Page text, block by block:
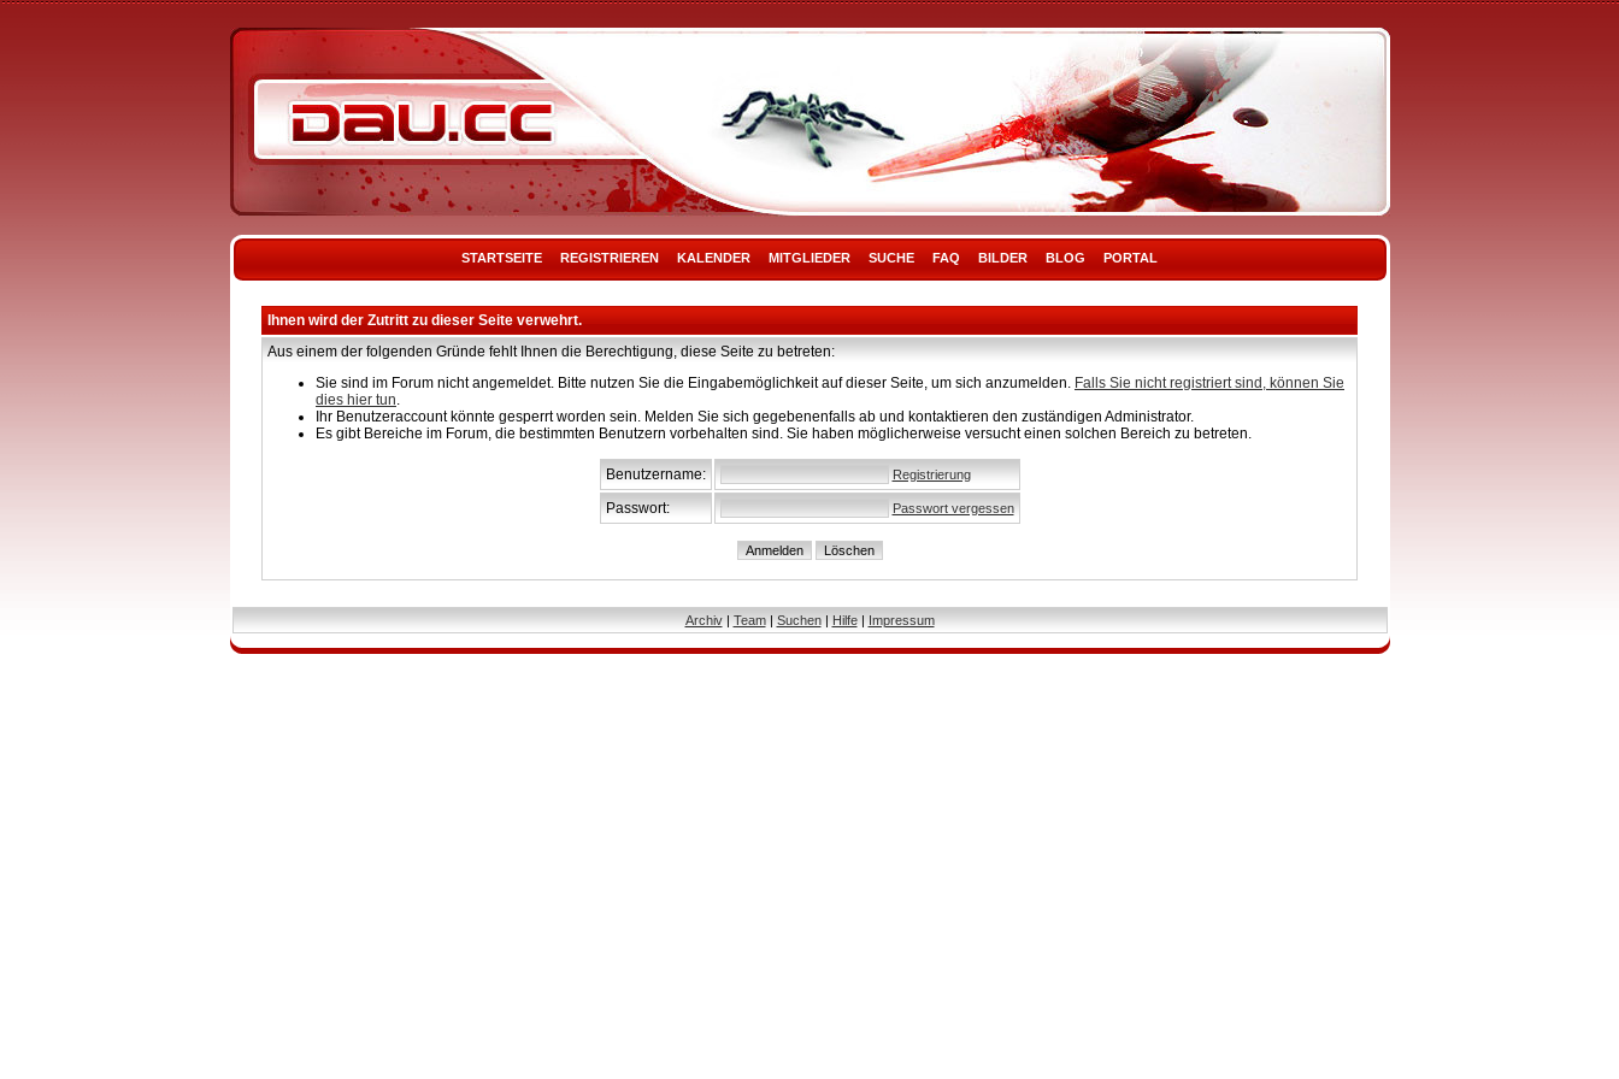
STARTSEITE REGISTRIEREN KALENDER MITGLIEDER SUCHE FAQ BILDER BLOG PORTAL
Ihnen wird der Zutritt zu dieser Seite verwehrt.
Aus einem der folgenden Gründe fehlt Ihnen die Berechtigung, diese Seite zu betreten:
Sie sind im Forum nicht angemeldet. Bitte nutzen Sie die Eingabemöglichkeit auf dieser Seite, um sich anzumelden. Falls Sie nicht registriert sind, können Sie
dies hier tun.
Ihr Benutzeraccount könnte gesperrt worden sein. Melden Sie sich gegebenenfalls ab und kontaktieren den zuständigen Administrator.
Es gibt Bereiche im Forum, die bestimmten Benutzern vorbehalten sind. Sie haben möglicherweise versucht einen solchen Bereich zu betreten.
Benutzername: Registrierung
Passwort: Passwort vergessen
Archiv| Team| Suchen| Hilfe| Impressum